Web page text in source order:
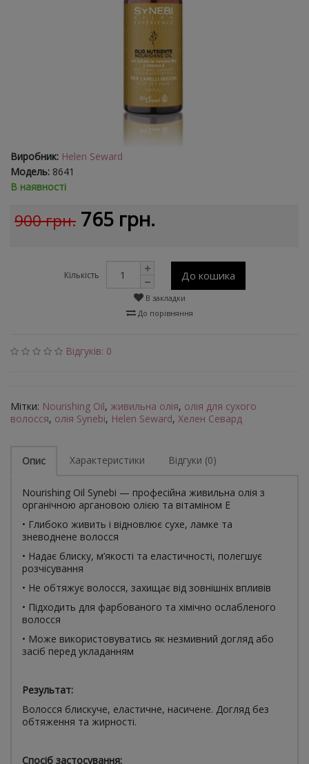
Виробник: Helen Seward
Модель: 8641
В наявності
900 грн. 765 грн.
Кількість До кошика
В закладки
До порівняння
Відгуків: 0
Мітки: Nourishing Oil, живильна олія, олія для сухого
волосся, олія Synebi, Helen Seward, Хелен Севард
Опис Характеристики Відгуки (0)
Nourishing Oil Synebi — професійна живильна олія з
органічною аргановою олією та вітаміном Е
• Глибоко живить і відновлює сухе, ламке та
зневоднене волосся
• Надає блиску, м’якості та еластичності, полегшує
розчісування
• Не обтяжує волосся, захищає від зовнішніх впливів
• Підходить для фарбованого та хімічно ослабленого
волосся
• Може використовуватись як незмивний догляд або
засіб перед укладанням
Результат:
Волосся блискуче, еластичне, насичене. Догляд без
обтяження та жирності.
Спосіб застосування: